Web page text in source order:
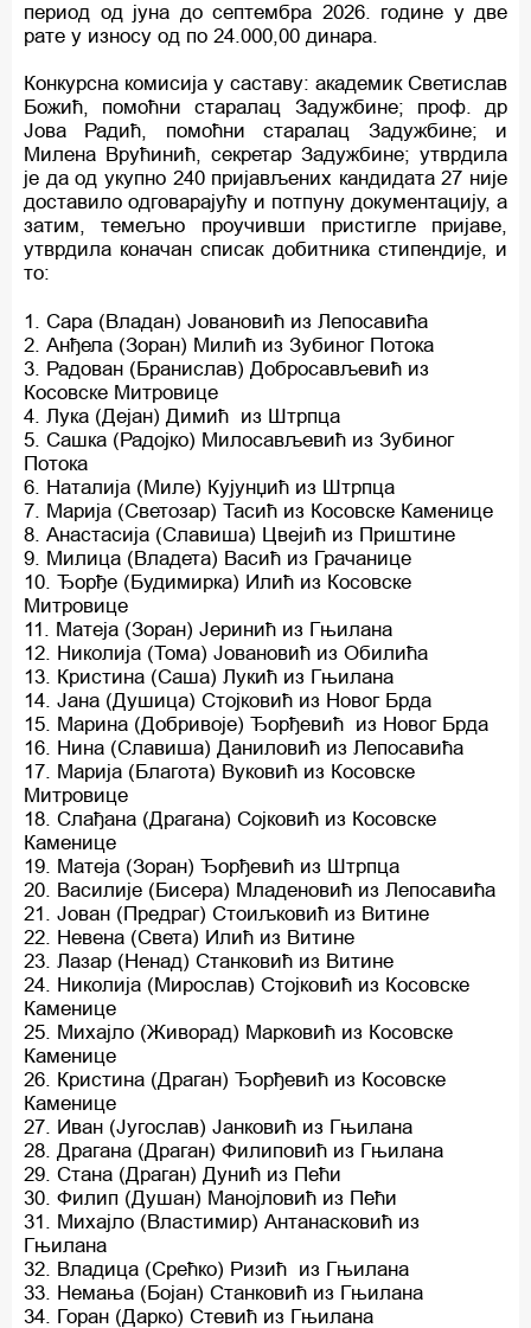
период од јуна до септембра 2026. године у две
рате у износу од по 24.000,00 динара.
Конкурсна комисија у саставу: академик Светислав
Божић, помоћни старалац Задужбине; проф. др
Јовa Радић, помоћни старалац Задужбине; и
Милена Врућинић, секретар Задужбине; утврдила
је да од укупно 240 пријављених кандидата 27 није
доставило одговарајућу и потпуну документацију, а
затим, темељно проучивши пристигле пријаве,
утврдила коначан списак добитника стипендије, и
то:
1. Сара (Владан) Јовановић из Лепосавића
2. Анђела (Зоран) Милић из Зубиног Потока
3. Радован (Бранислав) Добросављевић из
Косовске Митровице
4. Лука (Дејан) Димић из Штрпца
5. Сашка (Радојко) Милосављевић из Зубиног
Потока
6. Наталија (Миле) Кујунџић из Штрпца
7. Марија (Светозар) Тасић из Косовске Каменице
8. Анастасија (Славиша) Цвејић из Приштине
9. Милица (Владета) Васић из Грачанице
10. Ђорђе (Будимирка) Илић из Косовске
Митровице
11. Матеја (Зоран) Јеринић из Гњилана
12. Николија (Тома) Јовановић из Обилића
13. Кристина (Саша) Лукић из Гњилана
14. Јана (Душица) Стојковић из Новог Брда
15. Марина (Добривоје) Ђорђевић из Новог Брда
16. Нина (Славиша) Даниловић из Лепосавића
17. Марија (Благота) Вуковић из Косовске
Митровице
18. Слађана (Драгана) Сојковић из Косовске
Каменице
19. Матеја (Зоран) Ђорђевић из Штрпца
20. Василије (Бисера) Младеновић из Лепосавића
21. Јован (Предраг) Стоиљковић из Витине
22. Невена (Света) Илић из Витине
23. Лазар (Ненад) Станковић из Витине
24. Николија (Мирослав) Стојковић из Косовске
Каменице
25. Михајло (Живорад) Марковић из Косовске
Каменице
26. Кристина (Драган) Ђорђевић из Косовске
Каменице
27. Иван (Југослав) Јанковић из Гњилана
28. Драгана (Драган) Филиповић из Гњилана
29. Стана (Драган) Дунић из Пећи
30. Филип (Душан) Манојловић из Пећи
31. Михајло (Властимир) Антанасковић из
Гњилана
32. Владица (Срећко) Ризић из Гњилана
33. Немања (Бојан) Станковић из Гњилана
34. Горан (Дарко) Стевић из Гњилана